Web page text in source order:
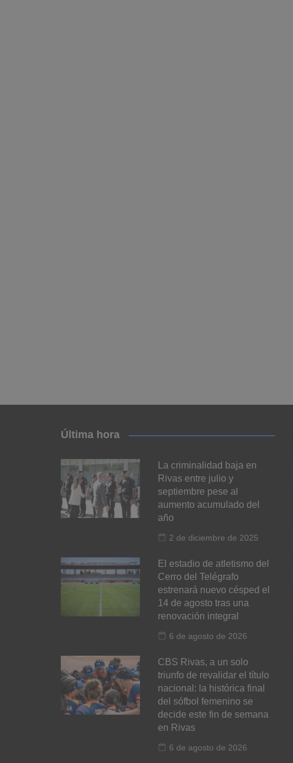
Última hora
La criminalidad baja en
Rivas entre julio y
septiembre pese al
aumento acumulado del
año
2 de diciembre de 2025
El estadio de atletismo del
Cerro del Telégrafo
estrenará nuevo césped el
14 de agosto tras una
renovación integral
6 de agosto de 2026
CBS Rivas, a un solo
triunfo de revalidar el título
nacional: la histórica final
del sófbol femenino se
decide este fin de semana
en Rivas
6 de agosto de 2026